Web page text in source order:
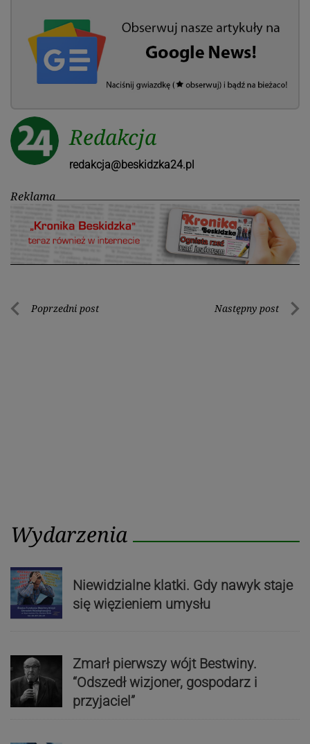
Redakcja
redakcja@beskidzka24.pl
Reklama
Nawigacja
Poprzedni post Następny post
Wydarzenia
Niewidzialne klatki. Gdy nawyk staje
się więzieniem umysłu
Zmarł pierwszy wójt Bestwiny.
“Odszedł wizjoner, gospodarz i
przyjaciel”